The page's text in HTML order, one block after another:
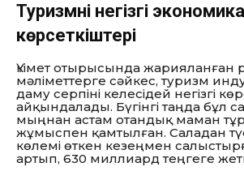
Туризмнің негізгі
көрсеткіштері
Үкімет отырысында жарияланған
мәліметтерге сәйкес, туризм
даму серпіні келесідей негізгі
айқындалады. Бүгінгі таңда бұл
мыңнан астам отандық маман
жұмыспен қамтылған. Саладан
көлемі өткен кезеңмен
артып, 630 миллиард теңгеге